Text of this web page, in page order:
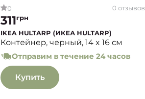
0 0 отзывов
311грн
IKEA HULTARP (ИКЕА HULTARP)
Контейнер, черный, 14 x 16 см
Отправим в течение 24 часов
Купить